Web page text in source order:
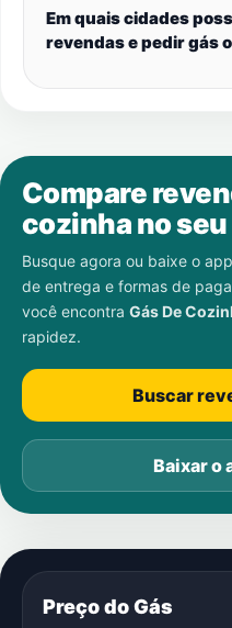
Em quais cidades
revendas e pedir gás
Compare
cozinha no
Busque agora ou baixe o
de entrega e formas de
você encontra Gás De
rapidez.
Buscar
Baixar o
Preço do Gás